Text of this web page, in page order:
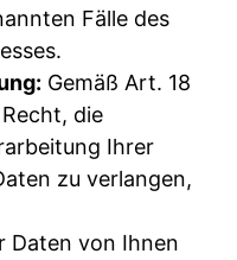
Fälle des
Gemäß Art. 18
die
Ihrer
zu verlangen,
Daten von Ihnen